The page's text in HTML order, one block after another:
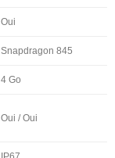
Oui
Snapdragon 845
4 Go
Oui / Oui